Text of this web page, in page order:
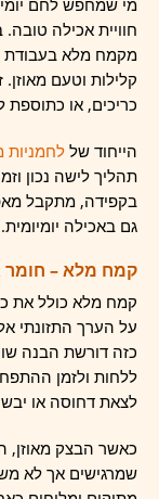
מי שמחפש לחם
חוויית אכילה
מקמח מלא בעבודת
קלילות וטעם
כריכים, או כתוספת
הייחוד של
תהליך לישה נכון
בקפידה, מתקבל
גם באכילה יומיומית.
קמח מלא – חומר
קמח מלא כולל את
על הערך התזונתי
כזה דורשת הבנה
ללחות ולזמן
לצאת דחוסה או
כאשר הבצק מאוזן,
שמרגישים אך לא